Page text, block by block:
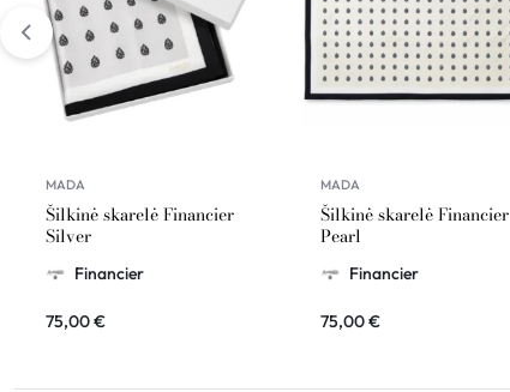
MADA
Šilkinė skarelė Financier
Silver
Financier
75,00€
MADA
Šilkinė skarelė Financier
Pearl
Financier
75,00€